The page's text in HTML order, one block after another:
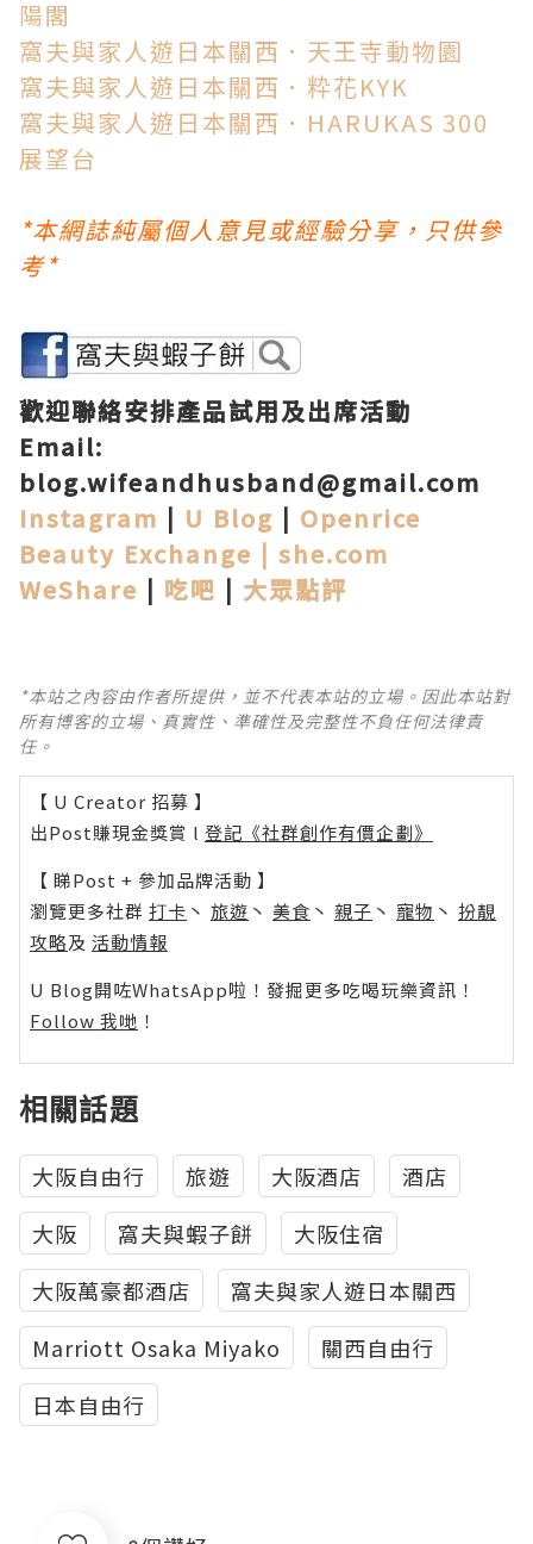
陽閣
窩夫與家人遊日本關西．天王寺動物園
窩夫與家人遊日本關西．粋花KYK
窩夫與家人遊日本關西．HARUKAS 300
展望台
*本網誌純屬個人意見或經驗分享，只供參
考*
歡迎聯絡安排產品試用及出席活動
Email:
blog.wifeandhusband@gmail.com
Instagram | U Blog | Openrice
Beauty Exchange | she.com
WeShare | 吃吧 | 大眾點評
*本站之內容由作者所提供，並不代表本站的立場。因此本站對
所有博客的立場、真實性、準確性及完整性不負任何法律責
任。
【 U Creator 招募 】
出Post賺現金獎賞 l 登記《社群創作有價企劃》
【 睇Post + 參加品牌活動 】
瀏覽更多社群 打卡 丶 旅遊 丶 美食 丶 親子 丶 寵物 丶 扮靚
攻略及 活動情報
U Blog開咗WhatsApp啦！發掘更多吃喝玩樂資訊！
Follow 我哋 ！
相關話題
大阪自由行 旅遊 大阪酒店
酒店
大阪
窩夫與蝦子餅
大阪住宿
大阪萬豪都酒店
窩夫與家人遊日本關西
Marriott Osaka Miyako
關西自由行
日本自由行